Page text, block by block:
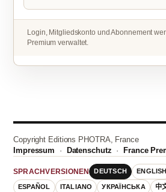
Login, Mitgliedskonto und Abonnement
Premium verwaltet.
Copyright Editions PHOTRA, France
Impressum · Datenschutz ·France
SPRACHVERSIONEN DEUTSCH ENGLISH
ESPAÑOL ITALIANO УКРАЇНСЬКА 中